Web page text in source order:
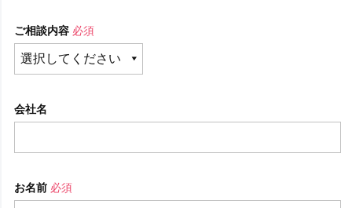
ご相談内容 必須
会社名
お名前 必須